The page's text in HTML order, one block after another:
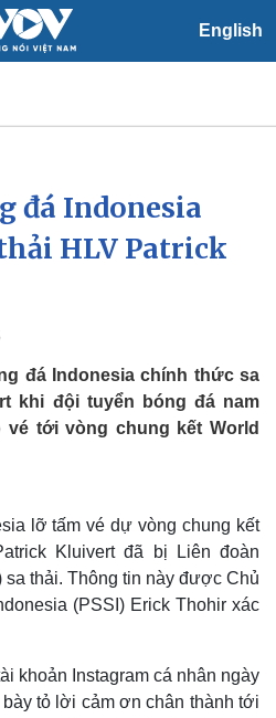
English
Xã hội
Tin 24h
Dự báo thời tiết
đá Indonesia
HLV Patrick
đá Indonesia chính thức sa
khi đội tuyển bóng đá nam
tới vòng chung kết World
lỡ tấm vé dự vòng chung kết
Kluivert đã bị Liên đoàn
sa thải. Thông tin này được Chủ
(PSSI) Erick Thohir xác
khoản Instagram cá nhân ngày
tỏ lời cảm ơn chân thành tới